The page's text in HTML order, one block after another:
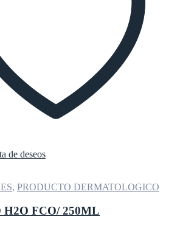
de deseos
, PRODUCTO DERMATOLOGICO
H2O FCO/ 250ML